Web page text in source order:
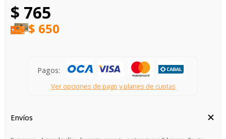
$ 765
$ 650
Pagos:
Ver opciones de pago y planes de cuotas
Envíos